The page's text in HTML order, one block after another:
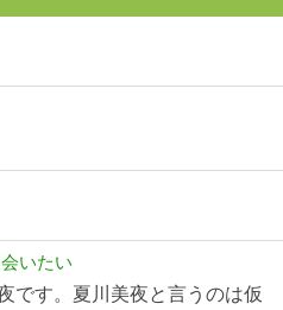
いたい
です。夏川美夜と言うのは仮